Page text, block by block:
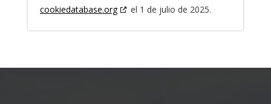
cookiedatabase.org
el 1 de julio de 2025.